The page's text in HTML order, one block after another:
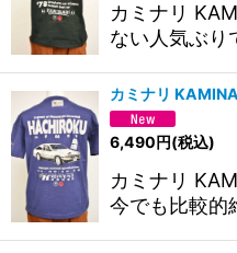
カミナリ
ない人気ぶ
カミナリ
6,490円(税込)
カミナリ
今でも比較的